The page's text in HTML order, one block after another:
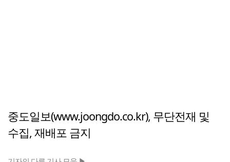
중도일보(www.joongdo.co.kr), 무단전재 및
수집, 재배포 금지